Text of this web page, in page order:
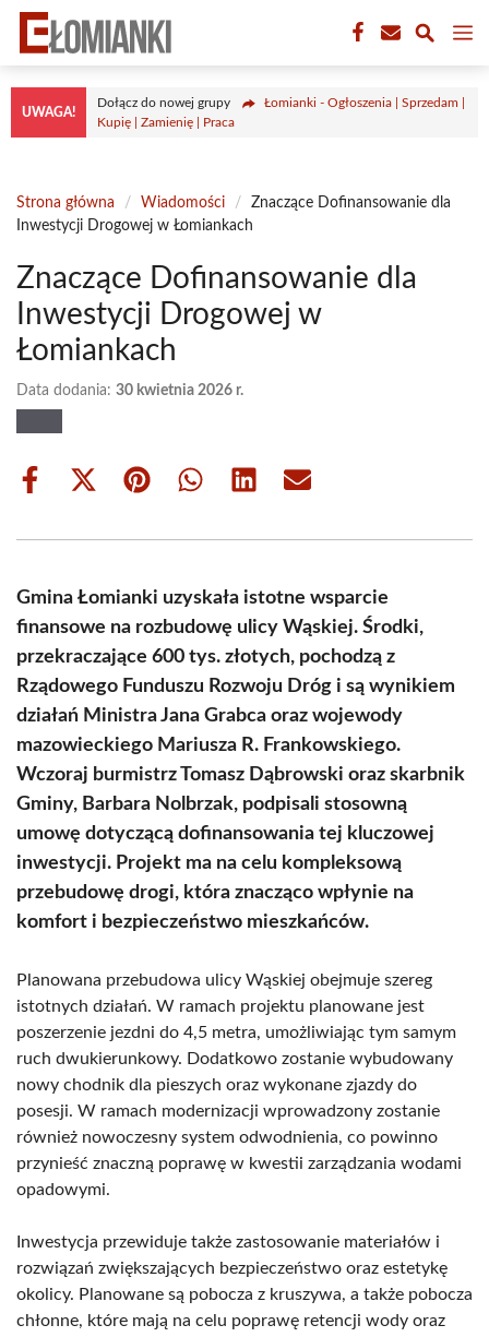
Przejdź
treści
UWAGA!
Dołącz do nowej grupy
Łomianki - Ogłoszenia | Sprzedam |
Kupię | Zamienię | Praca
Strona główna / Wiadomości /
Znaczące Dofinansowanie dla
Inwestycji Drogowej w Łomiankach
Znaczące Dofinansowanie dla
Inwestycji Drogowej w
Łomiankach
Data dodania: 30 kwietnia 2026 r.
Share
Share
(Twitter)
Share Share Share Share
Gmina Łomianki uzyskała istotne wsparcie
finansowe na rozbudowę ulicy Wąskiej. Środki,
przekraczające 600 tys. złotych, pochodzą z
Rządowego Funduszu Rozwoju Dróg i są wynikiem
działań Ministra Jana Grabca oraz wojewody
mazowieckiego Mariusza R. Frankowskiego.
Wczoraj burmistrz Tomasz Dąbrowski oraz skarbnik
Gminy, Barbara Nolbrzak, podpisali stosowną
umowę dotyczącą dofinansowania tej kluczowej
inwestycji. Projekt ma na celu kompleksową
przebudowę drogi, która znacząco wpłynie na
komfort i bezpieczeństwo mieszkańców.
Planowana przebudowa ulicy Wąskiej obejmuje szereg
istotnych działań. W ramach projektu planowane jest
poszerzenie jezdni do 4,5 metra, umożliwiając tym samym
ruch dwukierunkowy. Dodatkowo zostanie wybudowany
nowy chodnik dla pieszych oraz wykonane zjazdy do
posesji. W ramach modernizacji wprowadzony zostanie
również nowoczesny system odwodnienia, co powinno
przynieść znaczną poprawę w kwestii zarządzania wodami
opadowymi.
Inwestycja przewiduje także zastosowanie materiałów i
rozwiązań zwiększających bezpieczeństwo oraz estetykę
okolicy. Planowane są pobocza z kruszywa, a także pobocza
chłonne, które mają na celu poprawę retencji wody oraz